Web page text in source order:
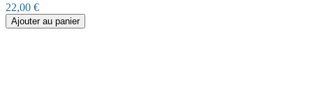
22,00 €
Ajouter au panier